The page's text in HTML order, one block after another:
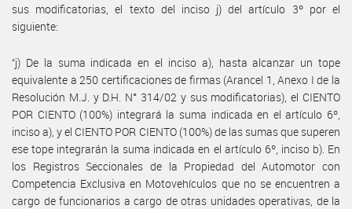
sus modificatorias, el texto del inciso j) del artículo 3º por el
siguiente:
“j) De la suma indicada en el inciso a), hasta alcanzar un tope
equivalente a 250 certificaciones de firmas (Arancel 1, Anexo I de la
Resolución M.J. y D.H. N° 314/02 y sus modificatorias), el CIENTO
POR CIENTO (100%) integrará la suma indicada en el artículo 6º,
inciso a), y el CIENTO POR CIENTO (100%) de las sumas que superen
ese tope integrarán la suma indicada en el artículo 6º, inciso b). En
los Registros Seccionales de la Propiedad del Automotor con
Competencia Exclusiva en Motovehículos que no se encuentren a
cargo de funcionarios a cargo de otras unidades operativas, de la